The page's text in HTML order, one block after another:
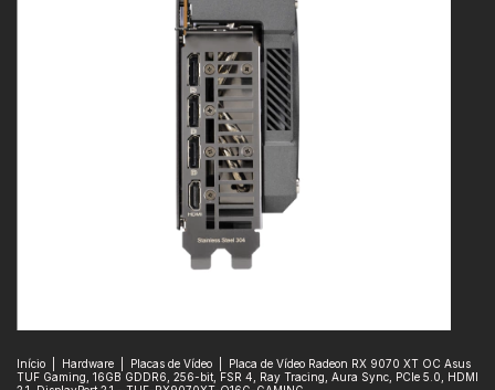
Início Hardware Placas de Vídeo
Placa de Vídeo Radeon RX 9070 XT OC Asus
TUF Gaming, 16GB GDDR6, 256-bit, FSR 4, Ray Tracing, Aura Sync, PCIe 5.0, HDMI